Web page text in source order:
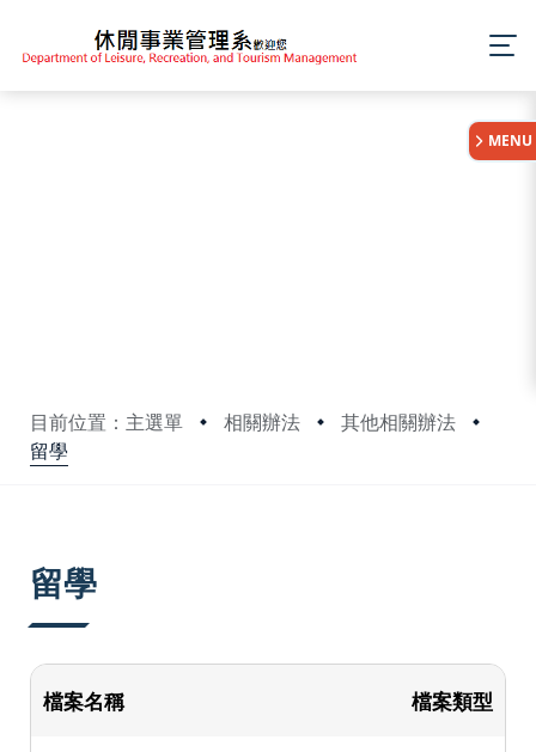
目前位置：主選單 相關辦法
其他相關辦法
留學
MENU
留學
檔案名稱 檔案類型